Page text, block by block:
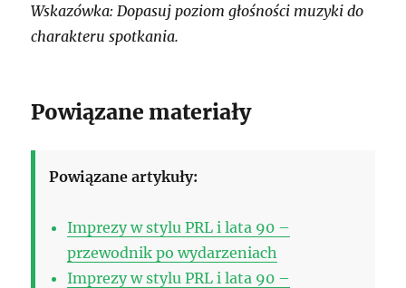
Wskazówka: Dopasuj poziom głośności muzyki do
charakteru spotkania.
Powiązane materiały
Powiązane artykuły:
Imprezy w stylu PRL i lata 90 –
przewodnik po wydarzeniach
Imprezy w stylu PRL i lata 90 –